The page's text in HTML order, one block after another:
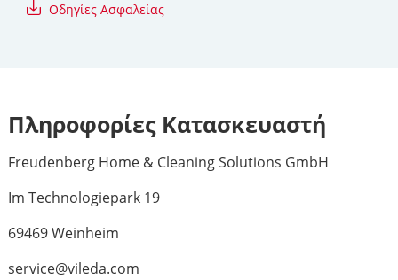
Oδηγίες Aσφαλείας
Πληροφορίες Κατασκευαστή
Freudenberg Home & Cleaning Solutions GmbH
Im Technologiepark 19
69469 Weinheim
service@vileda.com